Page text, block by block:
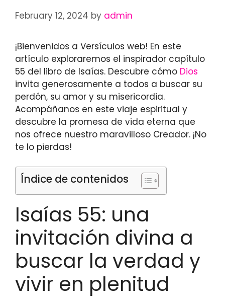
February 12, 2024 by admin
¡Bienvenidos a Versículos web! En este
artículo exploraremos el inspirador capítulo
55 del libro de Isaías. Descubre cómo Dios
invita generosamente a todos a buscar su
perdón, su amor y su misericordia.
Acompáñanos en este viaje espiritual y
descubre la promesa de vida eterna que
nos ofrece nuestro maravilloso Creador. ¡No
te lo pierdas!
Índice de contenidos
Isaías 55: una
invitación divina a
buscar la verdad y
vivir en plenitud